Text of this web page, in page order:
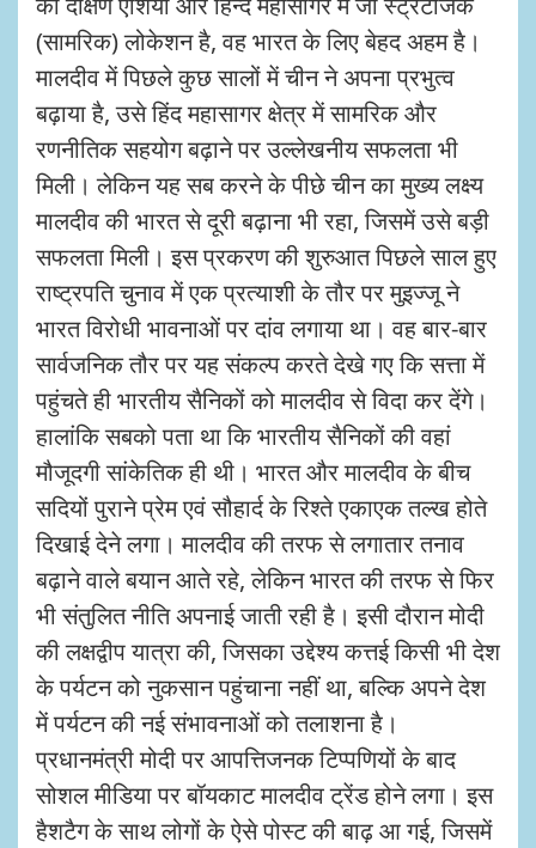
(सामरिक) लोकेशन है, वह भारत के लिए बेहद अहम है।
मालदीव में पिछले कुछ सालों में चीन ने अपना प्रभुत्व
बढ़ाया है, उसे हिंद महासागर क्षेत्र में सामरिक और
रणनीतिक सहयोग बढ़ाने पर उल्लेखनीय सफलता भी
मिली। लेकिन यह सब करने के पीछे चीन का मुख्य लक्ष्य
मालदीव की भारत से दूरी बढ़ाना भी रहा, जिसमें उसे बड़ी
सफलता मिली। इस प्रकरण की शुरुआत पिछले साल हुए
राष्ट्रपति चुनाव में एक प्रत्याशी के तौर पर मुइज्जू ने
भारत विरोधी भावनाओं पर दांव लगाया था। वह बार-बार
सार्वजनिक तौर पर यह संकल्प करते देखे गए कि सत्ता में
पहुंचते ही भारतीय सैनिकों को मालदीव से विदा कर देंगे।
हालांकि सबको पता था कि भारतीय सैनिकों की वहां
मौजूदगी सांकेतिक ही थी। भारत और मालदीव के बीच
सदियों पुराने प्रेम एवं सौहार्द के रिश्ते एकाएक तल्ख होते
दिखाई देने लगा। मालदीव की तरफ से लगातार तनाव
बढ़ाने वाले बयान आते रहे, लेकिन भारत की तरफ से फिर
भी संतुलित नीति अपनाई जाती रही है। इसी दौरान मोदी
की लक्षद्वीप यात्रा की, जिसका उद्देश्य कत्तई किसी भी देश
के पर्यटन को नुकसान पहुंचाना नहीं था, बल्कि अपने देश
में पर्यटन की नई संभावनाओं को तलाशना है।
प्रधानमंत्री मोदी पर आपत्तिजनक टिप्पणियों के बाद
सोशल मीडिया पर बॉयकाट मालदीव ट्रेंड होने लगा। इस
हैशटैग के साथ लोगों के ऐसे पोस्ट की बाढ़ आ गई, जिसमें